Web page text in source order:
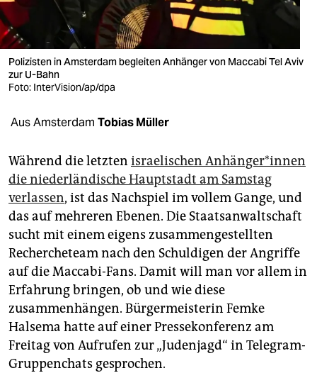
verlag
veranstaltungen
shop
fragen & hilfe
unterstützen
genossenschaft
epaper login
Polizisten in Amsterdam begleiten Anhänger von Maccabi Tel Aviv
zur U-Bahn
Foto: InterVision/ap/dpa
Aus Amsterdam Tobias Müller
Während die letzten israelischen An­hän­ge­r*in­nen
die niederländische Hauptstadt am Samstag
verlassen, ist das Nachspiel im vollem Gange, und
das auf mehreren Ebenen. Die Staatsanwaltschaft
sucht mit einem eigens zusammengestellten
Rechercheteam nach den Schuldigen der Angriffe
auf die Maccabi-Fans. Damit will man vor allem in
Erfahrung bringen, ob und wie diese
zusammenhängen. Bürgermeisterin Femke
Halsema hatte auf einer Pressekonferenz am
Freitag von Aufrufen zur „Judenjagd“ in Telegram-
Gruppenchats gesprochen.